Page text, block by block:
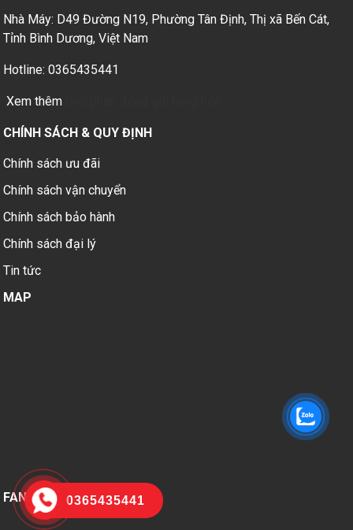
Nhà Máy: D49 Đường N19, Phường Tân Định, Thị xã Bến Cát,
Tỉnh Bình Dương, Việt Nam
Hotline: 0365435441
Xem thêm
CHÍNH SÁCH & QUY ĐỊNH
Chính sách ưu đãi
Chính sách vận chuyển
Chính sách bảo hành
Chính sách đại lý
Tin tức
MAP
FANPAGE FACEBOOK
0365435441